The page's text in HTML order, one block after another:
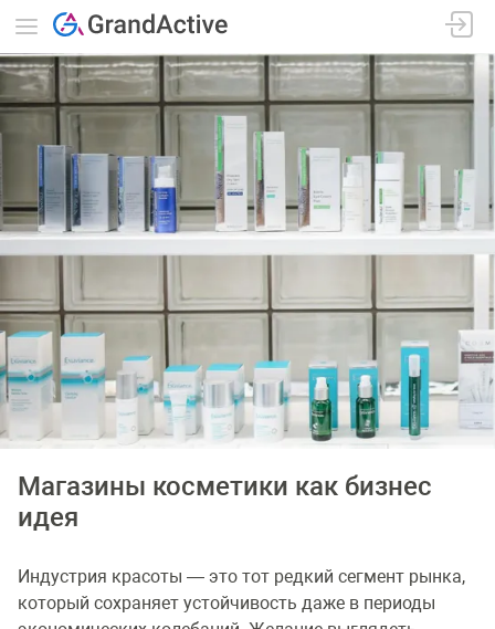
Магазины косметики как бизнес
идея
Индустрия красоты — это тот редкий сегмент рынка,
который сохраняет устойчивость даже в периоды